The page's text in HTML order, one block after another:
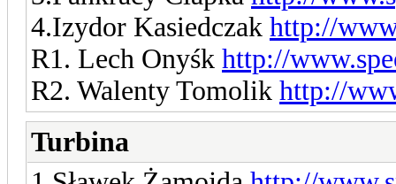
4.Izydor Kasiedczak http://
R1. Lech Onyśk http://
R2. Walenty Tomolik http://
Turbina